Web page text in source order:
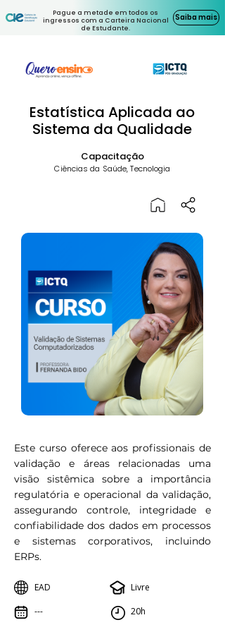
Pague a metade em todos os
ingressos com a Carteira Nacional
de Estudante.
Saiba mais
Estatística Aplicada ao
Sistema da Qualidade
Capacitação
Ciências da Saúde, Tecnologia
Este curso oferece aos profissionais de
validação e áreas relacionadas uma
visão sistêmica sobre a importância
regulatória e operacional da validação,
assegurando controle, integridade e
confiabilidade dos dados em processos
e sistemas corporativos, incluindo
ERPs.
EAD
---
Livre
20h